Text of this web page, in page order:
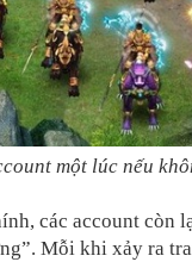
một lúc nếu
các account còn
Mỗi khi xảy ra